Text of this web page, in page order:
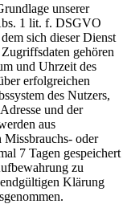
unserer
1 lit. f. DSGVO
sich dieser Dienst
gehören
und Uhrzeit des
erfolgreichen
des Nutzers,
und der
aus
oder
7 Tagen gespeichert
zu
Klärung